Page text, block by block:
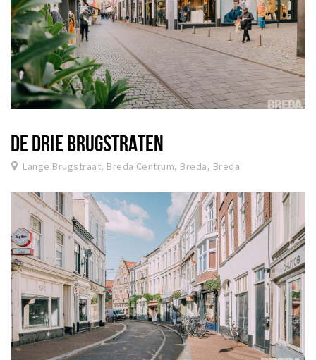
DE DRIE BRUGSTRATEN
Lange Brugstraat, Breda Centrum, Breda, Breda